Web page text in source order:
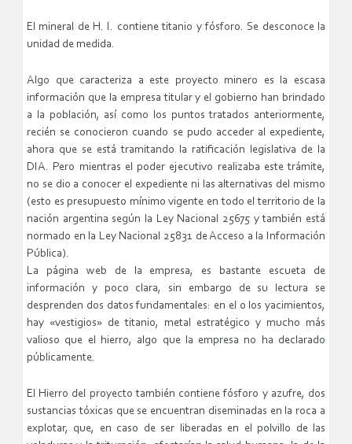
El mineral de H. I. contiene titanio y fósforo. Se desconoce la
unidad de medida.
Algo que caracteriza a este proyecto minero es la escasa
información que la empresa titular y el gobierno han brindado
a la población, así como los puntos tratados anteriormente,
recién se conocieron cuando se pudo acceder al expediente,
ahora que se está tramitando la ratificación legislativa de la
DIA. Pero mientras el poder ejecutivo realizaba este trámite,
no se dio a conocer el expediente ni las alternativas del mismo
(esto es presupuesto mínimo vigente en todo el territorio de la
nación argentina según la Ley Nacional 25675 y también está
normado en la Ley Nacional 25831 de Acceso a la Información
Pública).
La página web de la empresa, es bastante escueta de
información y poco clara, sin embargo de su lectura se
desprenden dos datos fundamentales: en el o los yacimientos,
hay «vestigios» de titanio, metal estratégico y mucho más
valioso que el hierro, algo que la empresa no ha declarado
públicamente.
El Hierro del proyecto también contiene fósforo y azufre, dos
sustancias tóxicas que se encuentran diseminadas en la roca a
explotar, que, en caso de ser liberadas en el polvillo de las